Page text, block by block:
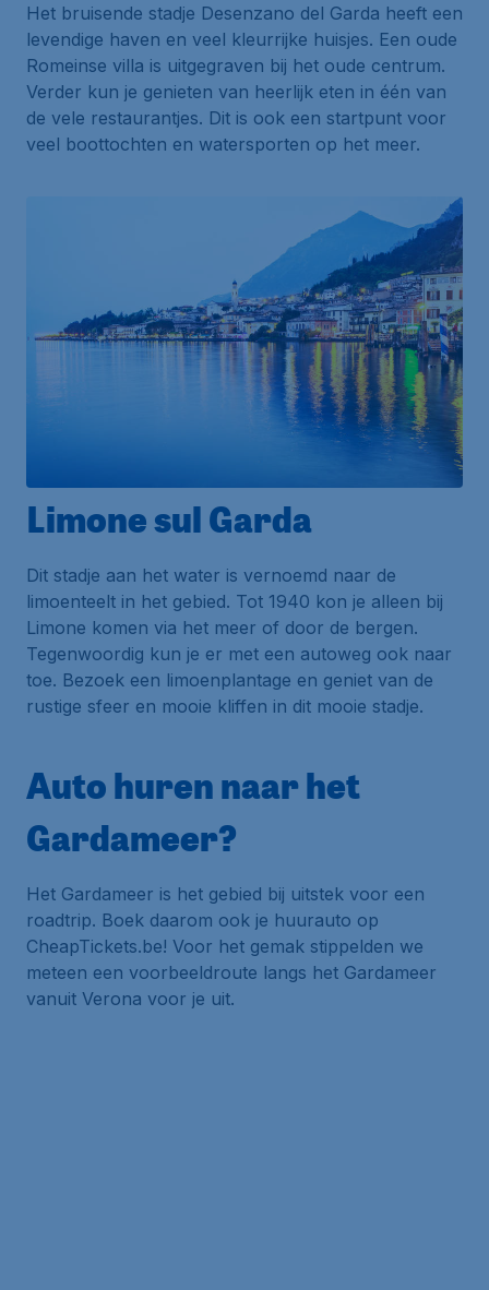
Het bruisende stadje Desenzano del Garda heeft een
levendige haven en veel kleurrijke huisjes. Een oude
Romeinse villa is uitgegraven bij het oude centrum.
Verder kun je genieten van heerlijk eten in één van
de vele restaurantjes. Dit is ook een startpunt voor
veel boottochten en watersporten op het meer.
Limone sul Garda
Dit stadje aan het water is vernoemd naar de
limoenteelt in het gebied. Tot 1940 kon je alleen bij
Limone komen via het meer of door de bergen.
Tegenwoordig kun je er met een autoweg ook naar
toe. Bezoek een limoenplantage en geniet van de
rustige sfeer en mooie kliffen in dit mooie stadje.
Auto huren naar het
Gardameer?
Het Gardameer is het gebied bij uitstek voor een
roadtrip. Boek daarom ook je huurauto op
CheapTickets.be! Voor het gemak stippelden we
meteen een voorbeeldroute langs het Gardameer
vanuit Verona voor je uit.